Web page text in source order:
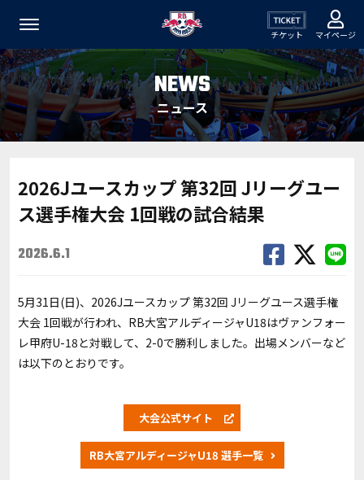
チケット マイページ
NEWS
ニュース
2026Jユースカップ 第32回 Jリーグユー
ス選手権大会 1回戦の試合結果
2026.6.1
5月31日(日)、2026Jユースカップ 第32回 Jリーグユース選手権
大会 1回戦が行われ、RB大宮アルディージャU18はヴァンフォー
レ甲府U-18と対戦して、2-0で勝利しました。出場メンバーなど
は以下のとおりです。
大会公式サイト
RB大宮アルディージャU18 選手一覧